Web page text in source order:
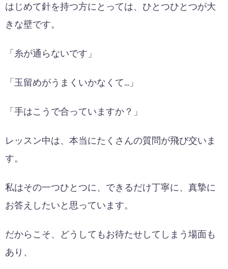
はじめて針を持つ方にとっては、ひとつひとつが大
きな壁です。
「糸が通らないです」
「玉留めがうまくいかなくて…」
「手はこうで合っていますか？」
レッスン中は、本当にたくさんの質問が飛び交いま
す。
私はその一つひとつに、できるだけ丁寧に、真摯に
お答えしたいと思っています。
だからこそ、どうしてもお待たせしてしまう場面も
あり、